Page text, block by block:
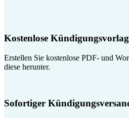
Kostenlose
Erstellen Sie kostenlose PDF- und
diese herunter.
Sofortiger